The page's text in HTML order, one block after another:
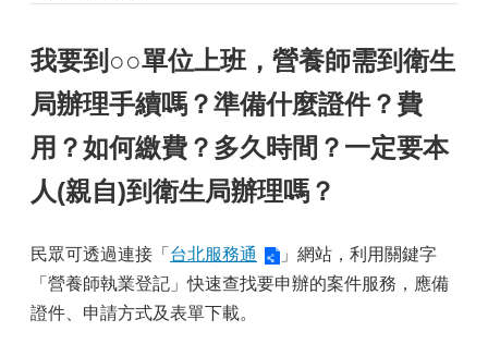
我要到○○單位上班，營養師需到衛生
局辦理手續嗎？準備什麼證件？費
用？如何繳費？多久時間？一定要本
人(親自)到衛生局辦理嗎？
民眾可透過連接「 台北服務通
」網站，利用關鍵字
「營養師執業登記」快速查找要申辦的案件服務，應備
證件、申請方式及表單下載。